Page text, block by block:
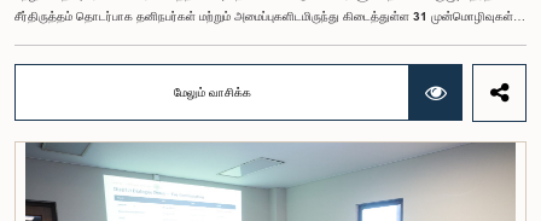
சீர்திருத்தம் தொடர்பாக தனிநபர்கள் மற்றும் அமைப்புகளிடமிருந்து கிடைத்துள்ள 31 முன்மொழிவுகள்
நியமித்துள்ளது.கௌரவ பொது நிர்வாக, மாகாண சபைகள் மற்றும் உள்ளூராட்சி அமைச்சர் பேராசிரியர்
ஏ.எச்.எம்.எச்.அபயரத்ன அவர்கள் தலைமையில் அண்மையில் பாராளுமன்றத்தில் நடைபெற்ற குறித்த
விசேட குழுக் கூட்டத்தின் போதே இத்தீர்மானம் எடுக்கப்பட்டது.2004, 2007 மற்றும் 2022 ஆம்
ஆண்டுகளில் வெளியிடப்பட்ட பாராளுமன்ற விசேட குழுக்களின் அறிக்கைகள் மற்றும் தனிநபர்கள்,
அமைப்புகள் ஆகியவற்றினால் சமர்ப்பிக்கப்பட்டுள்ள 31 முன்மொழிவுகளை அடிப்படையாகக் கொண்டு
தேர்தல் சீர்திருத்தங்கள் தொடர்பாக விரிவான கலந்துரையாடல் இங்கு இடம்பெற்றது.உள்ளூராட்சி
மன்றத் தேர்தல் முறைக்காக கலப்பு தேர்தல் முறையை அறிமுகப்படுத்துதல், சிறு கட்சிகள் மற்றும்
மேலும் வாசிக்க